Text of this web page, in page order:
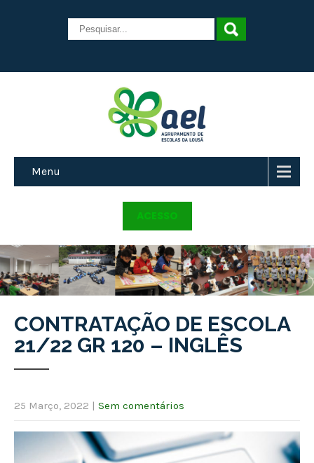
Menu
ACESSO
CONTRATAÇÃO DE ESCOLA
21/22 GR 120 – INGLÊS
25 Março, 2022 | Sem comentários